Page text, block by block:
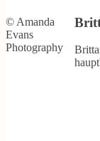
© Amanda
Evans
Photography